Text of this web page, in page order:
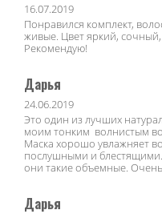
16.07.2019
Понравился комплект,
живые. Цвет яркий,
Рекомендую!
Дарья
24.06.2019
Это один из лучших
моим тонким волнистым
Маска хорошо увлажняет
послушными и
они такие объемные.
Дарья